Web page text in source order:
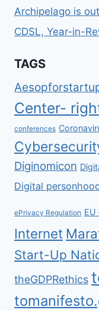
Archipelago is
CDSL, Year-in-
TAGS
Center-
conferences
Diginomicon
Digital
ePrivacy Regulation
Internet
Start-Up
theGDPRethics